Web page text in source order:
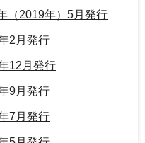
（2019年）5月発行
2月発行
12月発行
9月発行
7月発行